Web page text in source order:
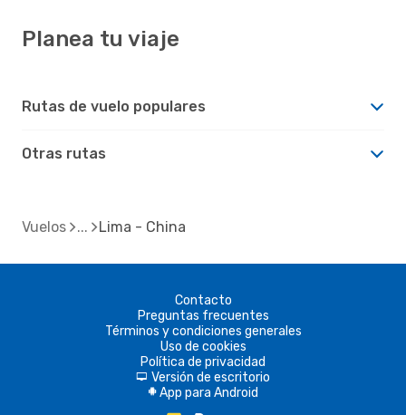
Planea tu viaje
Rutas de vuelo populares
Otras rutas
Vuelos Lima - China
Contacto
Preguntas frecuentes
Términos y condiciones generales
Uso de cookies
Política de privacidad
d Versión de escritorio
A App para Android